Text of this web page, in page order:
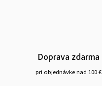
Doprava zdarma
pri objednávke nad 100 €